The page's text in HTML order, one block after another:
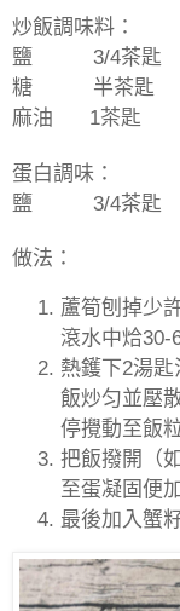
炒飯調味料：
鹽 3/4茶匙
糖
半茶匙
麻油
1茶匙
蛋白調味：
鹽 3/4茶匙
做法：
蘆筍刨掉少
滾水中烚30-
熱鑊下2湯匙
飯炒匀並壓
停攪動至飯
把飯撥開（
至蛋凝固便
最後加入蟹